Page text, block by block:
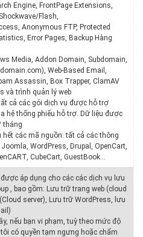
Engine, FrontPage Extensions,
Flash,
Anonymous FTP, Protected
Error Pages, Backup Hàng
Media, Addon Domain, Subdomain,
Web-Based Email,
Assassin, Box Trapper, ClamAV
và trình quản lý web
cả các gói dịch vụ được hỗ trợ
hệ thống phiếu hỗ trợ. Dữ liệu được
tháng
các mã nguồn: tất cả các thông
WordPress, Drupal, OpenCart,
CubeCart, GuestBook…
áp dụng cho các các dịch vụ lưu
, bao gồm: Lưu trữ trang web (cloud
server), Lưu trữ WordPress, lưu
nếu bạn vi phạm, tuỳ theo mức độ
có quyền tạm ngưng hoặc chấm